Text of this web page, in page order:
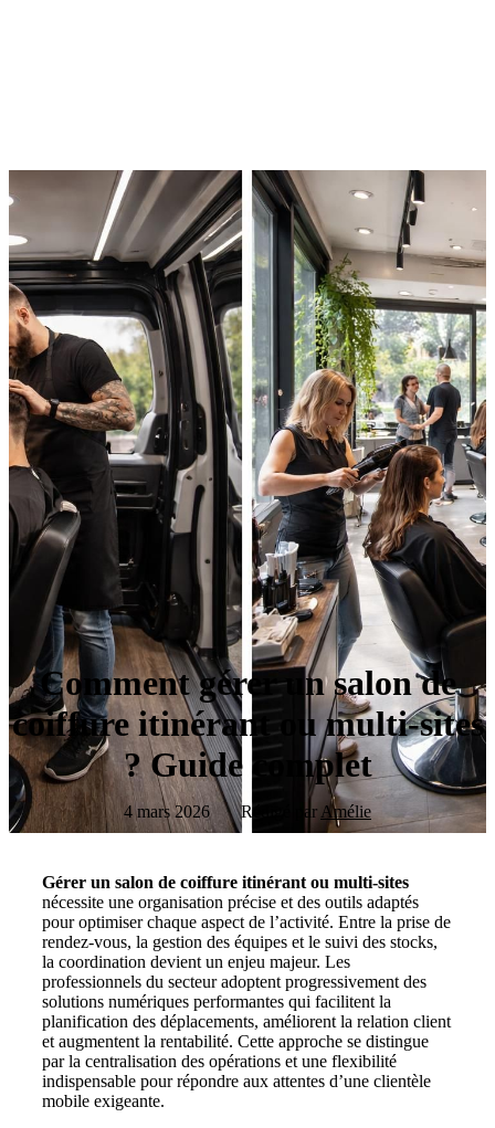
Comment gérer un salon de
coiffure itinérant ou multi-sites
? Guide complet
4 mars 2026 Rédigé par Amélie
Gérer un salon de coiffure itinérant ou multi-sites
nécessite une organisation précise et des outils adaptés
pour optimiser chaque aspect de l’activité. Entre la prise de
rendez-vous, la gestion des équipes et le suivi des stocks,
la coordination devient un enjeu majeur. Les
professionnels du secteur adoptent progressivement des
solutions numériques performantes qui facilitent la
planification des déplacements, améliorent la relation client
et augmentent la rentabilité. Cette approche se distingue
par la centralisation des opérations et une flexibilité
indispensable pour répondre aux attentes d’une clientèle
mobile exigeante.